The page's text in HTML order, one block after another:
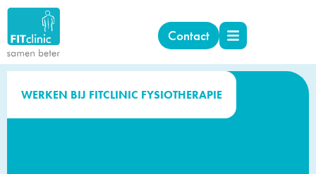
Contact
WERKEN BIJ FITCLINIC FYSIOTHERAPIE